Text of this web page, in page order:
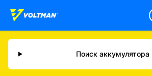
Поиск аккумулятора